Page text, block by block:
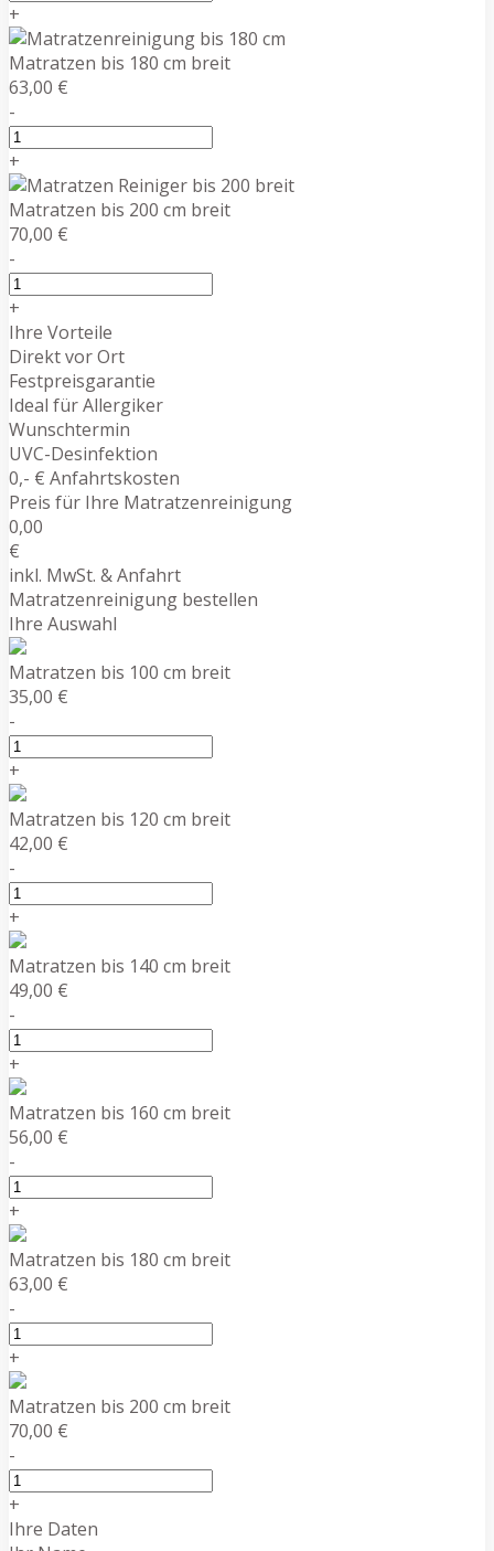
+
Matratzen bis 180 cm breit
63,00 €
-
+
Matratzen bis 200 cm breit
70,00 €
-
+
Ihre Vorteile
Direkt vor Ort
Festpreisgarantie
Ideal für Allergiker
Wunschtermin
UVC-Desinfektion
0,- € Anfahrtskosten
Preis für Ihre Matratzenreinigung
0,00
€
inkl. MwSt. & Anfahrt
Matratzenreinigung bestellen
Ihre Auswahl
Matratzen bis 100 cm breit
35,00 €
-
+
Matratzen bis 120 cm breit
42,00 €
-
+
Matratzen bis 140 cm breit
49,00 €
-
+
Matratzen bis 160 cm breit
56,00 €
-
+
Matratzen bis 180 cm breit
63,00 €
-
+
Matratzen bis 200 cm breit
70,00 €
-
+
Ihre Daten